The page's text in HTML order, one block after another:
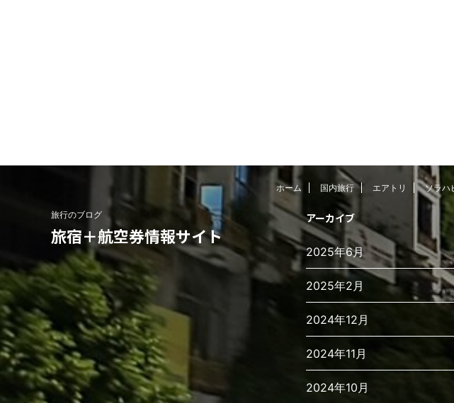
ホーム 国内旅行 エアトリ ソラハ
アーカイブ
2025年6月
2025年2月
2024年12月
2024年11月
2024年10月
旅行のブログ
旅宿＋航空券情報サイト